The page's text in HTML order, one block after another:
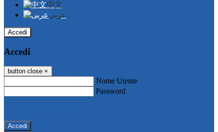
中文
عربى
Accedi
Accedi
button close ×
Nome Utente
Password